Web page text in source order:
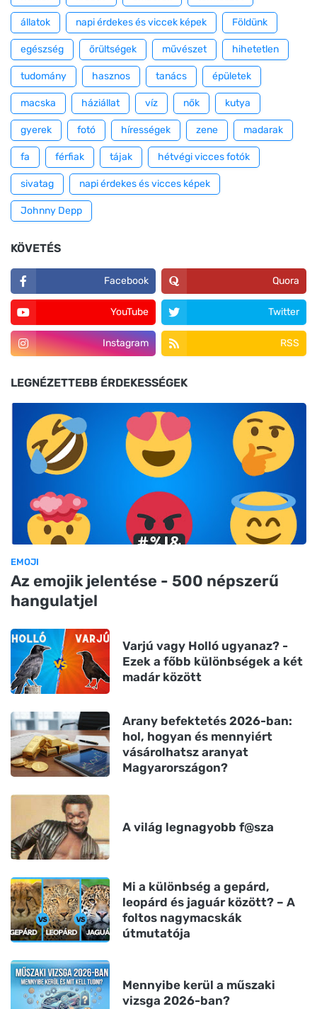
állatok napi érdekes és viccek képek Földünk
egészség őrültségek művészet hihetetlen
tudomány hasznos tanács épületek
macska háziállat víz nők kutya
gyerek fotó hírességek zene madarak
fa férfiak tájak hétvégi vicces fotók
sivatag napi érdekes és vicces képek
Johnny Depp
KÖVETÉS
Facebook Quora
YouTube Twitter
Instagram RSS
LEGNÉZETTEBB ÉRDEKESSÉGEK
EMOJI
Az emojik jelentése - 500 népszerű
hangulatjel
Varjú vagy Holló ugyanaz? -
Ezek a főbb különbségek a két
madár között
Arany befektetés 2026-ban:
hol, hogyan és mennyiért
vásárolhatsz aranyat
Magyarországon?
A világ legnagyobb f@sza
Mi a különbség a gepárd,
leopárd és jaguár között? – A
foltos nagymacskák
útmutatója
Mennyibe kerül a műszaki
vizsga 2026-ban?